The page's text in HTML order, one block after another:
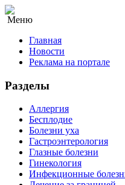
Меню
Главная
Новости
Реклама на портале
Разделы
Аллергия
Бесплодие
Болезни уха
Гастроэнтерология
Глазные болезни
Гинекология
Инфекционные